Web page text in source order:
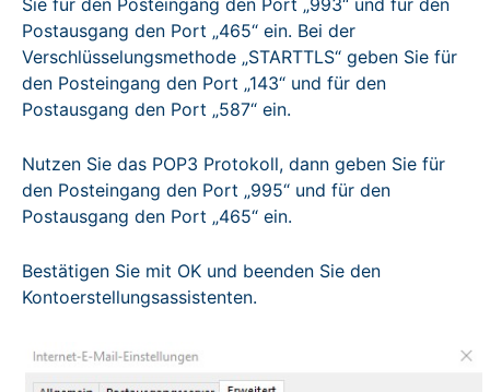
Postausgang den Port „465“ ein. Bei der
Verschlüsselungsmethode „STARTTLS“ geben Sie für
den Posteingang den Port „143“ und für den
Postausgang den Port „587“ ein.
Nutzen Sie das POP3 Protokoll, dann geben Sie für
den Posteingang den Port „995“ und für den
Postausgang den Port „465“ ein.
Bestätigen Sie mit OK und beenden Sie den
Kontoerstellungsassistenten.